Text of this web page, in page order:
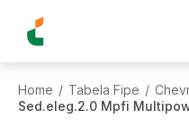
Home / Tabela Fipe /
Sed.eleg.2.0 Mpfi